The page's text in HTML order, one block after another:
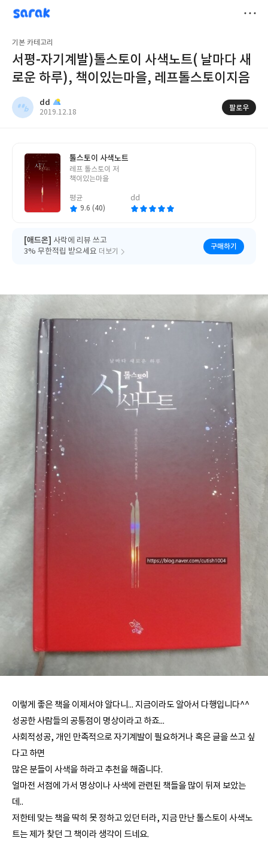
sarak
dd
기본 카테고리
서평-자기계발)톨스토이 사색노트( 날마다 새
로운 하루), 책이있는마을, 레프톨스토이지음
dd
작
2019.12.18
팔로우
톨스토이 사색노트
글
쓴
레프 톨스토이 저
책이있는마을
평균
9.6 (40)
dd
[애드온] 사락에 리뷰 쓰고
3% 무한적립 받으세요 더보기
구매하기
이렇게 좋은 책을 이제서야 알다니... 지금이라도 알아서 다행입니다^^
성공한 사람들의 공통점이 명상이라고 하죠...
사회적성공, 개인 만족적으로 자기계발이 필요하거나 혹은 글을 쓰고 싶
다고 하면
많은 분들이 사색을 하라고 추천을 해줍니다.
얼마전 서점에 가서 명상이나 사색에 관련된 책들을 많이 뒤져 보았는
데..
저한테 맞는 책을 딱히 못 정하고 있던 터라, 지금 만난 톨스토이 사색노
트는 제가 찾던 그 책이라 생각이 드네요.